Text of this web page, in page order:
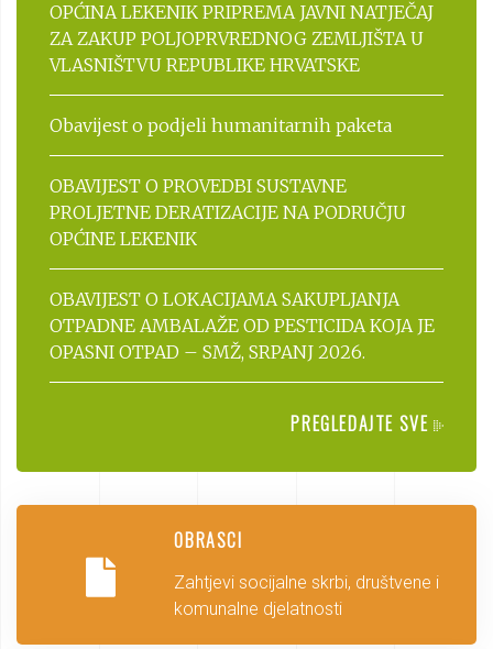
OPĆINA LEKENIK PRIPREMA JAVNI NATJEČAJ
ZA ZAKUP POLJOPRVREDNOG ZEMLJIŠTA U
VLASNIŠTVU REPUBLIKE HRVATSKE
Obavijest o podjeli humanitarnih paketa
OBAVIJEST O PROVEDBI SUSTAVNE
PROLJETNE DERATIZACIJE NA PODRUČJU
OPĆINE LEKENIK
OBAVIJEST O LOKACIJAMA SAKUPLJANJA
OTPADNE AMBALAŽE OD PESTICIDA KOJA JE
OPASNI OTPAD – SMŽ, SRPANJ 2026.
PREGLEDAJTE SVE
OBRASCI
Zahtjevi socijalne skrbi, društvene i
komunalne djelatnosti